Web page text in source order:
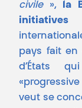
civile », la
initiatives
pays fait en
d’États
veut se